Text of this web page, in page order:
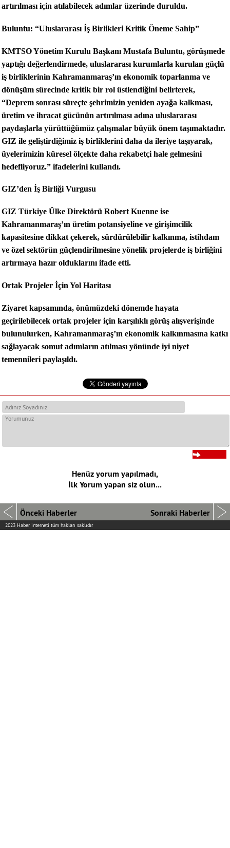
artırılması için atılabilecek adımlar üzerinde duruldu.
Buluntu: “Uluslararası İş Birlikleri Kritik Öneme Sahip”
KMTSO Yönetim Kurulu Başkanı Mustafa Buluntu, görüşmede
yaptığı değerlendirmede, uluslararası kurumlarla kurulan güçlü
iş birliklerinin Kahramanmaraş’ın ekonomik toparlanma ve
dönüşüm sürecinde kritik bir rol üstlendiğini belirterek,
“Deprem sonrası süreçte şehrimizin yeniden ayağa kalkması,
üretim ve ihracat gücünün artırılması adına uluslararası
paydaşlarla yürüttüğümüz çalışmalar büyük önem taşımaktadır.
GIZ ile geliştirdiğimiz iş birliklerini daha da ileriye taşıyarak,
üyelerimizin küresel ölçekte daha rekabetçi hale gelmesini
hedefliyoruz.” ifadelerini kullandı.
GIZ’den İş Birliği Vurgusu
GIZ Türkiye Ülke Direktörü Robert Kuenne ise
Kahramanmaraş’ın üretim potansiyeline ve girişimcilik
kapasitesine dikkat çekerek, sürdürülebilir kalkınma, istihdam
ve özel sektörün güçlendirilmesine yönelik projelerde iş birliğini
artırmaya hazır olduklarını ifade etti.
Ortak Projeler İçin Yol Haritası
Ziyaret kapsamında, önümüzdeki dönemde hayata
geçirilebilecek ortak projeler için karşılıklı görüş alışverişinde
bulunulurken, Kahramanmaraş’ın ekonomik kalkınmasına katkı
sağlayacak somut adımların atılması yönünde iyi niyet
temennileri paylaşıldı.
Henüz yorum yapılmadı,
İlk Yorum yapan siz olun...
Önceki Haberler Sonraki Haberler
2023 Haber interneti tüm hakları saklıdır